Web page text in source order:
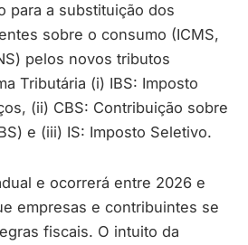
para a substituição dos
sobre o consumo (ICMS,
pelos novos tributos
Tributária (i) IBS: Imposto
(ii) CBS: Contribuição sobre
e (iii) IS: Imposto Seletivo.
e ocorrerá entre 2026 e
empresas e contribuintes se
fiscais. O intuito da